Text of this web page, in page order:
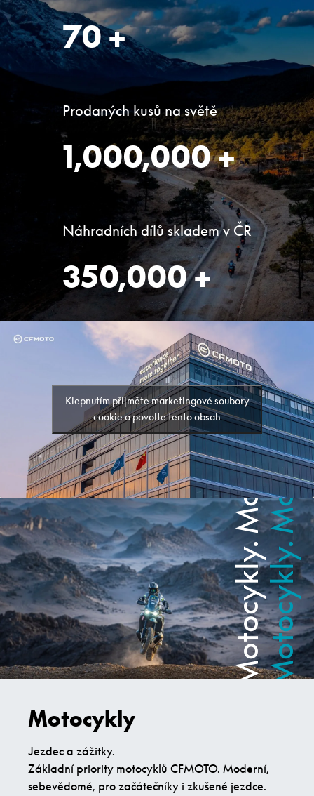
70+
Prodaných kusů na světě
1,000,000+
Náhradních dílů skladem v ČR
350,000+
Klepnutím přijměte marketingové soubory
cookie a povolte tento obsah
Motocykly. Motocykly.Motocykly. Motocykly.
Motocykly
Jezdec a zážitky.
Základní priority motocyklů CFMOTO. Moderní,
sebevědomé, pro začátečníky i zkušené jezdce.